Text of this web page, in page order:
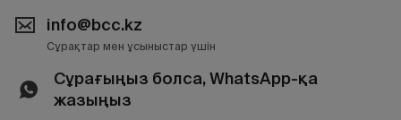
info@bcc.kz
Сұрақтар мен ұсыныстар үшін
Сұрағыңыз болса, WhatsApp-қа
жазыңыз